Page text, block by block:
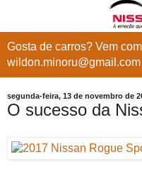
Gosta de carros? Vem
wildon.minoru@gmail.com
segunda-feira, 13 de novembro de
O sucesso da